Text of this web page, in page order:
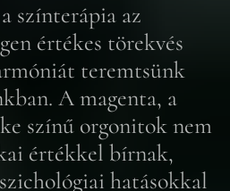
színterápia az
értékes törekvés
teremtsünk
A magenta, a
színű orgonitok nem
értékkel bírnak,
hatásokkal